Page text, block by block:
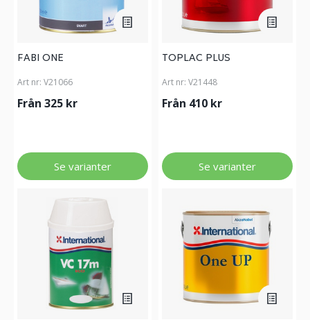
FABI ONE
Art nr: V21066
Från 325 kr
Se varianter
TOPLAC PLUS
Art nr: V21448
Från 410 kr
Se varianter